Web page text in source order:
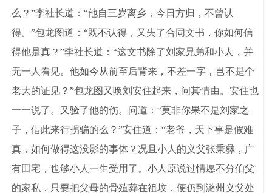
么？”李社长道：“他自三岁离乡，今日方归，不曾认
得。”包龙图道：“既不认得，又失了合同文书，你如何信
得他是真？”李社长道：“这文书除了刘家兄弟和小人，并
无一人看见。他如今从前至后背来，不差一字，岂不是个
老大的证见？”包龙图又唤刘安住起来，问其情由。安住也
一一说了。又验了他的伤。问道：“莫非你果不是刘家之
子，借此来行拐骗的么？”安住道：“老爷，天下事是假难
真，如何做得这没影的事体？况且小人的义父张秉彝，广
有田宅，也够小人一生受用了。小人原说过情愿不分伯父
的家私，只要把父母的骨殖葬在祖坟，便仍到潞州义父处